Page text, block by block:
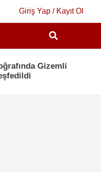
Giriş Yap / Kayıt Ol
Gizemli